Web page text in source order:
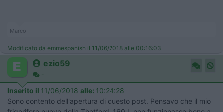
Marco
Modificato da emmespanish il 11/06/2018 alle 00:16:03
ezio59
-
Inserito il 11/06/2018 alle: 10:24:28
Sono contento dell'apertura di questo post. Pensavo che il mio